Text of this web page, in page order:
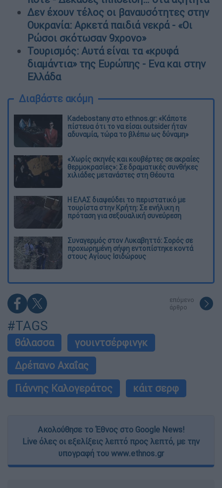
Δεν έχουν τέλος οι βαναυσότητες στην
Ουκρανία: Αρκετά παιδιά νεκρά - «Οι
Ρώσοι σκότωσαν 9χρονο»
Τουρισμός: Αυτά είναι τα «κρυφά
διαμάντια» της Ευρώπης - Ενα και στην
Ελλάδα
Διαβάστε ακόμη
Kadebostany στο ethnos.gr: «Κάποτε
πίστευα ότι το να είσαι outsider ήταν
αδυναμία, τώρα το βλέπω ως δύναμη»
«Χωρίς σκηνές και κουβέρτες σε ακραίες
θερμοκρασίες»: Σε δραματικές συνθήκες
χιλιάδες μετανάστες στη Θέουτα
Η ΕΛΑΣ διαψεύδει το περιστατικό με
τουρίστα στην Κρήτη: Σε ενήλικη η
πρόταση για σεξουαλική συνεύρεση
Συναγερμός στον Λυκαβηττό: Σορός σε
προχωρημένη σήψη εντοπίστηκε κοντά
στους Αγίους Ισιδώρους
επόμενο
άρθρο
#TAGS
θάλασσα
γουιντσέρφινγκ
Δρέπανο Αχαΐας
Γιάννης Καλογεράτος
κάιτ σερφ
Ακολούθησε το Έθνος στο Google News!
Live όλες οι εξελίξεις λεπτό προς λεπτό, με την
υπογραφή του www.ethnos.gr